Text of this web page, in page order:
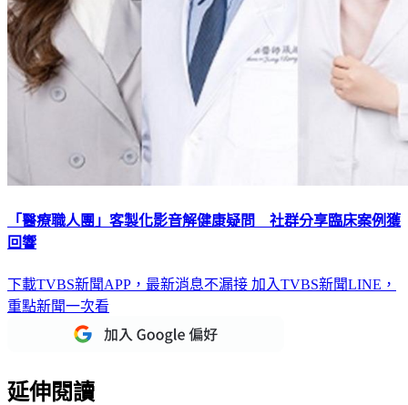
「醫療職人團」客製化影音解健康疑問 社群分享臨床案例獲
回響
下載TVBS新聞APP，最新消息不漏接 加入TVBS新聞LINE，
重點新聞一次看
延伸閱讀